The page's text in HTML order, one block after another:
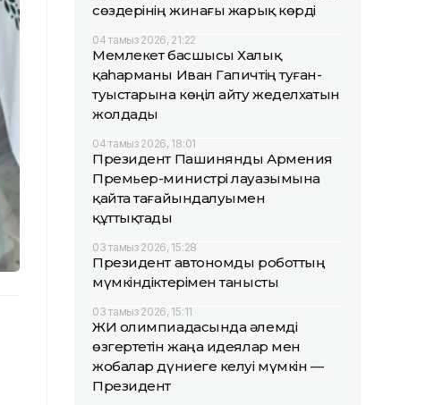
сөздерінің жинағы жарық көрді
04 тамыз 2026, 21:22
Мемлекет басшысы Халық
қаһарманы Иван Гапичтің туған-
туыстарына көңіл айту жеделхатын
жолдады
04 тамыз 2026, 18:01
Президент Пашинянды Армения
Премьер-министрі лауазымына
қайта тағайындалуымен
құттықтады
03 тамыз 2026, 15:28
Президент автономды роботтың
мүмкіндіктерімен танысты
03 тамыз 2026, 15:11
ЖИ олимпиадасында әлемді
өзгертетін жаңа идеялар мен
жобалар дүниеге келуі мүмкін —
Президент